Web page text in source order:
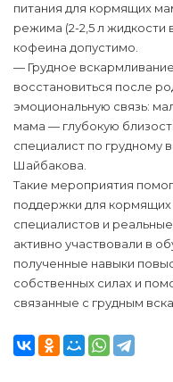
питания для кормящих
режима (2-2,5 л
кофеина допустимо.
— Грудное
восстановиться после
эмоциональную связь:
мама — глубокую
специалист по грудному
Шайбакова.
Такие мероприятия
поддержки для
специалистов и
активно участвовали в
полученные навыки
собственных силах и
связанные с грудным